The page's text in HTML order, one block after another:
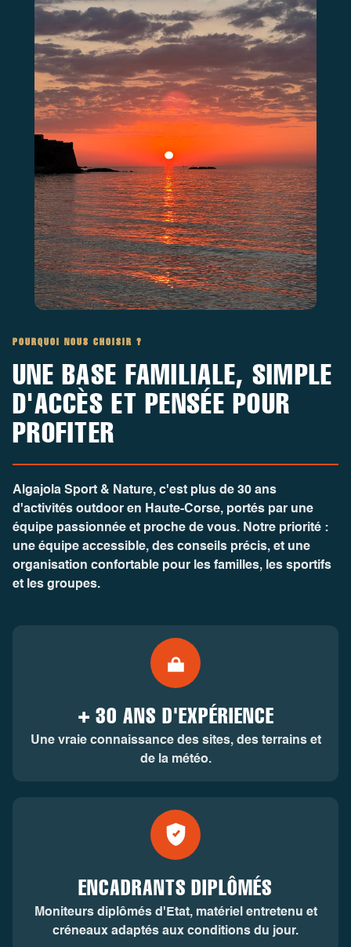
POURQUOI NOUS CHOISIR ?
UNE BASE FAMILIALE, SIMPLE
D'ACCÈS ET PENSÉE POUR
PROFITER
Algajola Sport & Nature, c'est plus de 30 ans
d'activités outdoor en Haute-Corse, portés par une
équipe passionnée et proche de vous. Notre priorité :
une équipe accessible, des conseils précis, et une
organisation confortable pour les familles, les sportifs
et les groupes.
+ 30 ANS D'EXPÉRIENCE
Une vraie connaissance des sites, des terrains et
de la météo.
ENCADRANTS DIPLÔMÉS
Moniteurs diplômés d'Etat, matériel entretenu et
créneaux adaptés aux conditions du jour.